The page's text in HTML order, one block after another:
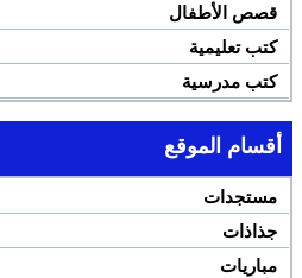
قصص الأطفال
كتب تعليمية
كتب مدرسية
أقسام الموقع
مستجدات
جذاذات
مباريات